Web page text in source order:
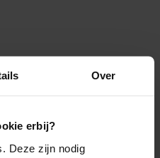
Over
erbij?
Deze zijn nodig